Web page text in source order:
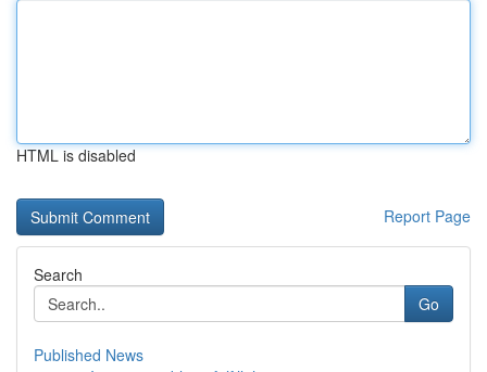
HTML is disabled
Report Page
Search
Go
Published News